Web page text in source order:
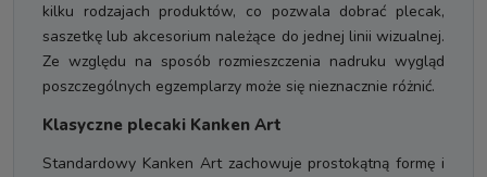
kilku rodzajach produktów, co pozwala dobrać plecak,
saszetkę lub akcesorium należące do jednej linii wizualnej.
Ze względu na sposób rozmieszczenia nadruku wygląd
poszczególnych egzemplarzy może się nieznacznie różnić.
Klasyczne plecaki Kanken Art
Standardowy Kanken Art zachowuje prostokątną formę i